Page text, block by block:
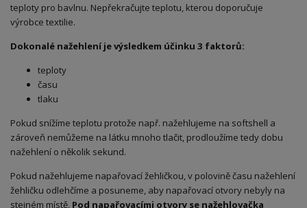
teploty pro bavlnu. Nepřekračujte teplotu, kterou doporučuje
výrobce textilie.
Dokonalé nažehlení je výsledkem účinku 3 faktorů:
teploty
času
tlaku
Pokud snížíme teplotu protože např. nažehlujeme na softshell a
zároveň nemůžeme na látku mnoho tlačit, prodloužíme tedy dobu
nažehlení o několik sekund.
Pokud nažehlujeme napařovací žehličkou, v polovině času nažehlení
žehličku odlehčíme a posuneme, aby napařovací otvory nebyly na
stejném místě. Pod napařovacími otvory se nažehlovačka